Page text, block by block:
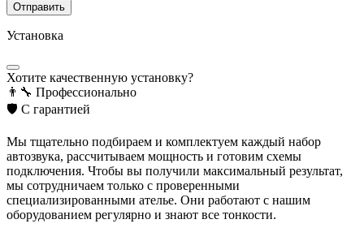
Отправить
Установка
Хотите качественную установку?
👨‍🔧 Профессионально
🛡️ С гарантией
Мы тщательно подбираем и комплектуем каждый набор
автозвука, рассчитываем мощность и готовим схемы
подключения. Чтобы вы получили максимальный результат,
мы сотрудничаем только с проверенными
специализированными ателье. Они работают с нашим
оборудованием регулярно и знают все тонкости.